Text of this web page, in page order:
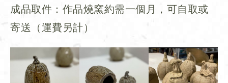
成品取件：作品燒窯約需一個月，可自取或
寄送（運費另計）